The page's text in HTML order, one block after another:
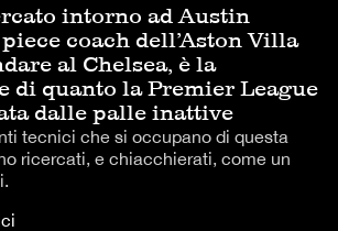
intorno ad Austin
coach dell’Aston Villa
al Chelsea, è la
di quanto la Premier League
dalle palle inattive
tecnici che si occupano di questa
ricercati, e chiacchierati, come un